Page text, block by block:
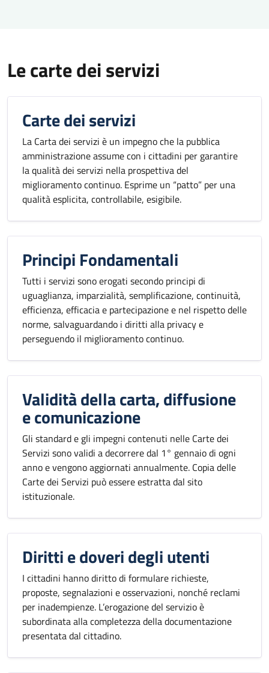
Le carte dei servizi
Carte dei servizi
La Carta dei servizi è un impegno che la pubblica
amministrazione assume con i cittadini per garantire
la qualità dei servizi nella prospettiva del
miglioramento continuo. Esprime un “patto” per una
qualità esplicita, controllabile, esigibile.
Principi Fondamentali
Tutti i servizi sono erogati secondo principi di
uguaglianza, imparzialità, semplificazione, continuità,
efficienza, efficacia e partecipazione e nel rispetto delle
norme, salvaguardando i diritti alla privacy e
perseguendo il miglioramento continuo.
Validità della carta, diffusione
e comunicazione
Gli standard e gli impegni contenuti nelle Carte dei
Servizi sono validi a decorrere dal 1° gennaio di ogni
anno e vengono aggiornati annualmente. Copia delle
Carte dei Servizi può essere estratta dal sito
istituzionale.
Diritti e doveri degli utenti
I cittadini hanno diritto di formulare richieste,
proposte, segnalazioni e osservazioni, nonché reclami
per inadempienze. L’erogazione del servizio è
subordinata alla completezza della documentazione
presentata dal cittadino.